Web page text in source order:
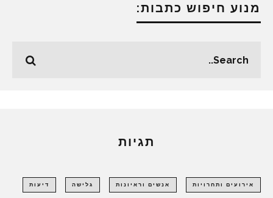
מנוע חיפוש כתבות:
תגיות
אירועים ותחרויות אנשים וראיונות גלישה דיעות